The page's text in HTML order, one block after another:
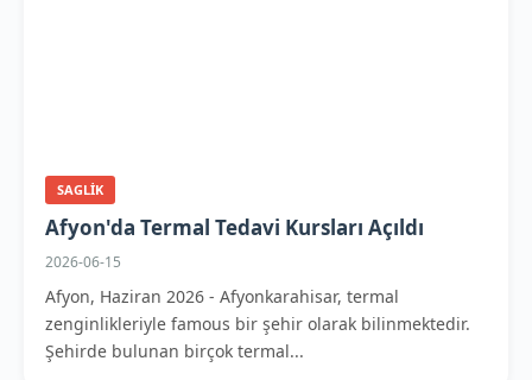
SAGLIK
Afyon'da Termal Tedavi Kursları Açıldı
2026-06-15
Afyon, Haziran 2026 - Afyonkarahisar, termal
zenginlikleriyle famous bir şehir olarak bilinmektedir.
Şehirde bulunan birçok termal...